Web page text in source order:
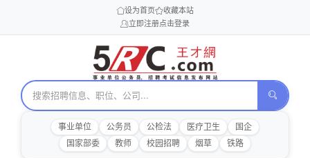
设为首页
收藏本站
立即注册点击登录
事业单位 公务员 公检法 医疗卫生
国企
国家部委
教师 校园招聘 烟草 铁路